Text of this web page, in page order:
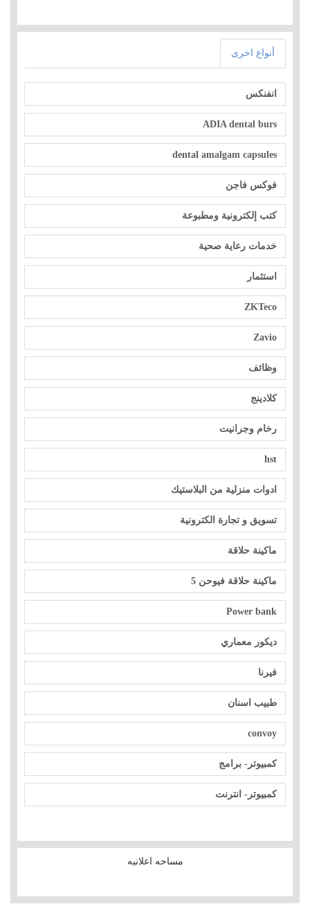
أنواع اخرى
انفنكس
ADIA dental burs
dental amalgam capsules
فوكس فاجن
كتب إلكترونية ومطبوعة
خدمات رعاية صحية
استثمار
ZKTeco
Zavio
وظائف
كلادينج
رخام وجرانيت
hst
ادوات منزلية من البلاستيك
تسويق و تجارة الكترونية
ماكينة حلاقة
ماكينة حلاقة فيوحن 5
Power bank
ديكور معماري
فيرنا
طبيب اسنان
convoy
كمبيوتر- برامج
كمبيوتر- انترنت
مساحه اعلانيه